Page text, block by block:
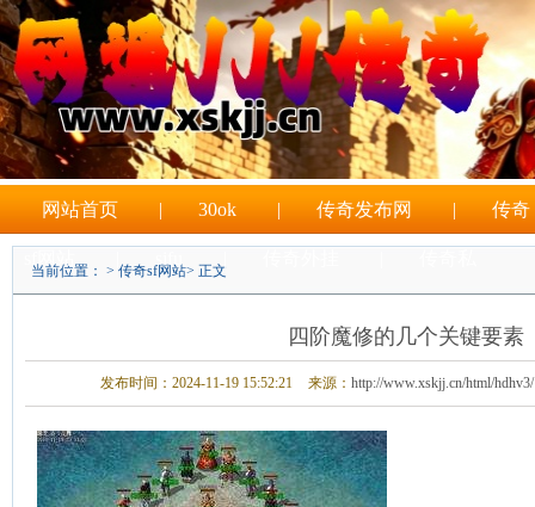
网站首页 | 30ok | 传奇发布网 | 传奇
当前位置： > 传奇sf网站> 正文
四阶魔修的几个关键要素
发布时间：2024-11-19 15:52:21 来源： http://www.xskjj.cn/html/